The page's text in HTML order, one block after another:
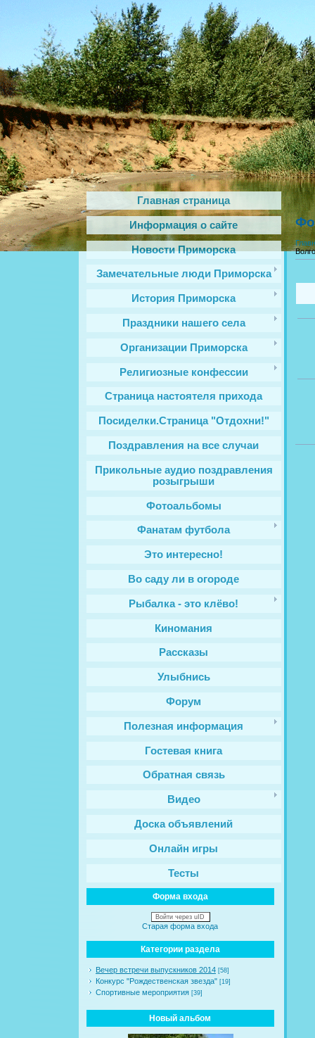
Главная страница
Информация о сайте
Новости Приморска
Замечательные люди Приморска
История Приморска
Праздники нашего села
Организации Приморска
Религиозные конфессии
Cтраница настоятеля прихода
Посиделки.Страница "Отдохни!"
Поздравления на все случаи
Прикольные аудио поздравления
розыгрыши
Фотоальбомы
Фанатам футбола
Это интересно!
Во саду ли в огороде
Рыбалка - это клёво!
Киномания
Рассказы
Улыбнись
Форум
Полезная информация
Гостевая книга
Обратная связь
Видео
Доска объявлений
Онлайн игры
Тесты
Форма входа
Войти через uID
Старая форма входа
Категории раздела
Вечер встречи выпускников 2014 [58]
Конкурс "Рождественская звезда" [19]
Спортивные мероприятия [39]
Новый альбом